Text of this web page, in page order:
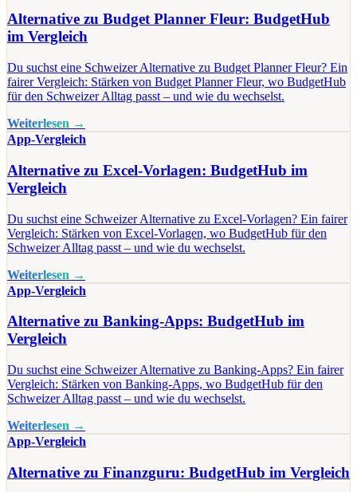
Alternative zu Budget Planner Fleur: BudgetHub
im Vergleich
Du suchst eine Schweizer Alternative zu Budget Planner Fleur? Ein
fairer Vergleich: Stärken von Budget Planner Fleur, wo BudgetHub
für den Schweizer Alltag passt – und wie du wechselst.
Weiterlesen →
App-Vergleich
Alternative zu Excel-Vorlagen: BudgetHub im
Vergleich
Du suchst eine Schweizer Alternative zu Excel-Vorlagen? Ein fairer
Vergleich: Stärken von Excel-Vorlagen, wo BudgetHub für den
Schweizer Alltag passt – und wie du wechselst.
Weiterlesen →
App-Vergleich
Alternative zu Banking-Apps: BudgetHub im
Vergleich
Du suchst eine Schweizer Alternative zu Banking-Apps? Ein fairer
Vergleich: Stärken von Banking-Apps, wo BudgetHub für den
Schweizer Alltag passt – und wie du wechselst.
Weiterlesen →
App-Vergleich
Alternative zu Finanzguru: BudgetHub im Vergleich